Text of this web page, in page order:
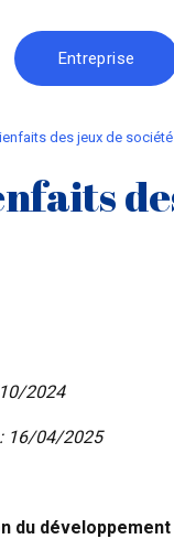
Entreprise
des jeux de
2024
16/04/2025
du